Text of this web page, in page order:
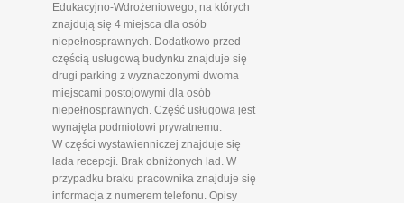
Edukacyjno-Wdrożeniowego, na których
znajdują się 4 miejsca dla osób
niepełnosprawnych. Dodatkowo przed
częścią usługową budynku znajduje się
drugi parking z wyznaczonymi dwoma
miejscami postojowymi dla osób
niepełnosprawnych. Część usługowa jest
wynajęta podmiotowi prywatnemu.
W części wystawienniczej znajduje się
lada recepcji. Brak obniżonych lad. W
przypadku braku pracownika znajduje się
informacja z numerem telefonu. Opisy